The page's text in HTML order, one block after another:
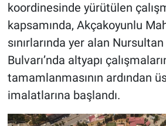
koordinesinde yürütülen
kapsamında, Akçakoyunlu
sınırlarında yer alan
Bulvarı’nda altyapı
tamamlanmasının ardından
imalatlarına başlandı.